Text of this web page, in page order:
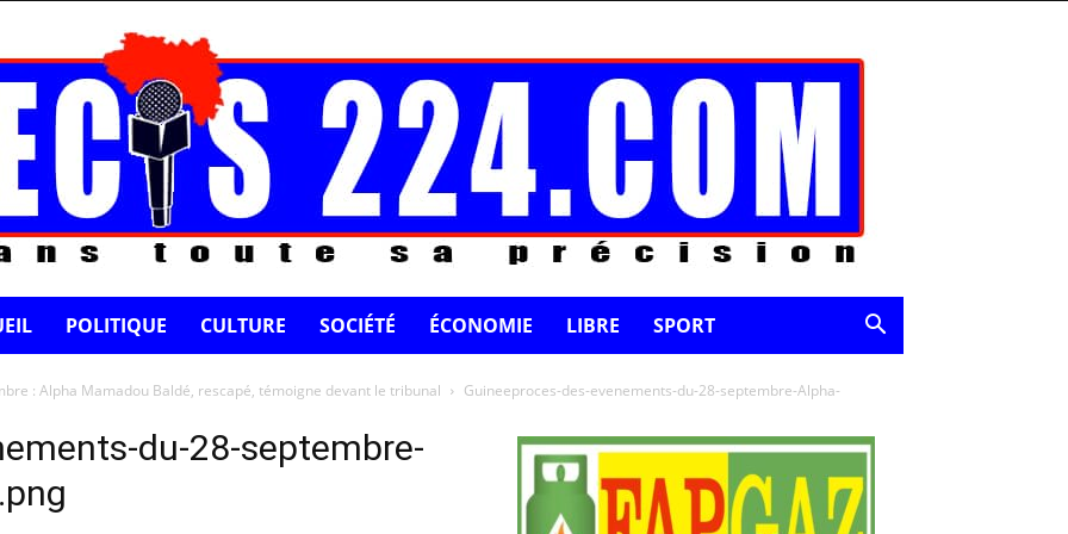
POLITIQUE CULTURE SOCIÉTÉ ÉCONOMIE LIBRE SPORT
: Alpha Mamadou Baldé, rescapé, témoigne devant le tribunal
Guineeproces-des-evenements-du-28-septembre-Alpha-
du-28-septembre-